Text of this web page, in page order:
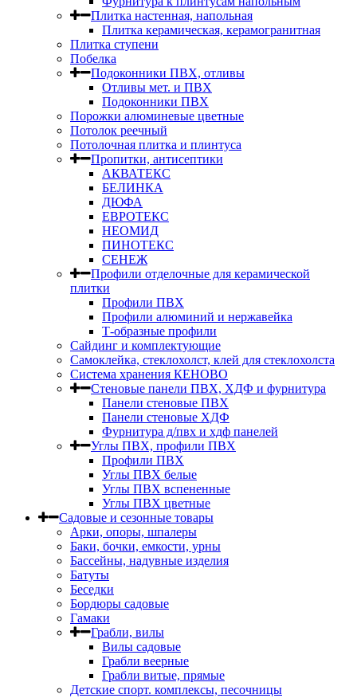
Плитка настенная, напольная
Плитка керамическая, керамогранитная
Плитка ступени
Побелка
Подоконники ПВХ, отливы
Отливы мет. и ПВХ
Подоконники ПВХ
Порожки алюминевые цветные
Потолок реечный
Потолочная плитка и плинтуса
Пропитки, антисептики
АКВАТЕКС
БЕЛИНКА
ДЮФА
ЕВРОТЕКС
НЕОМИД
ПИНОТЕКС
СЕНЕЖ
Профили отделочные для керамической
плитки
Профили ПВХ
Профили алюминий и нержавейка
Т-образные профили
Сайдинг и комплектующие
Самоклейка, стеклохолст, клей для стеклохолста
Система хранения КЕНОВО
Стеновые панели ПВХ, ХДФ и фурнитура
Панели стеновые ПВХ
Панели стеновые ХДФ
Фурнитура д/пвх и хдф панелей
Углы ПВХ, профили ПВХ
Профили ПВХ
Углы ПВХ белые
Углы ПВХ вспененные
Углы ПВХ цветные
Садовые и сезонные товары
Арки, опоры, шпалеры
Баки, бочки, емкости, урны
Бассейны, надувные изделия
Батуты
Беседки
Бордюры садовые
Гамаки
Грабли, вилы
Вилы садовые
Грабли веерные
Грабли витые, прямые
Детские спорт. комплексы, песочницы